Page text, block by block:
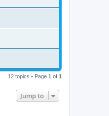
12 topics • Page 1 of 1
Jump to